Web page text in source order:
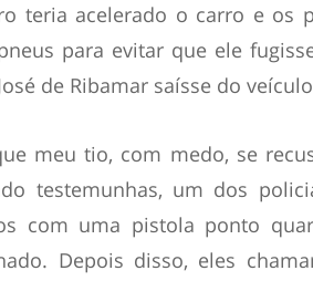
teria acelerado o carro e os
para evitar que ele
de Ribamar saísse do
meu tio, com medo, se
testemunhas, um dos
com uma pistola ponto
Depois disso, eles